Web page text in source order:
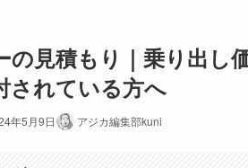
の見積もり｜乗り出し
されている方へ
年5月9日 アジカ編集部kuni